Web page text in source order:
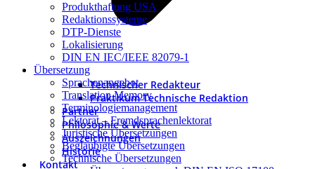
Technischer Redakteur
Praktikum Technische Redaktion
Partner
Philosophie & Werte
Auszeichnungen
Historie
Kontakt
Produkthaftung USA
Redaktionssysteme
DTP-Dienste
Lokalisierung
DIN EN IEC/IEEE 82079-1
Übersetzung
Sprachenangebot
Translation Memory
Terminologiemanagement
Lektorat – Fremdsprachenlektorat
Juristische Übersetzungen
Beglaubigte Übersetzungen
Technische Übersetzungen